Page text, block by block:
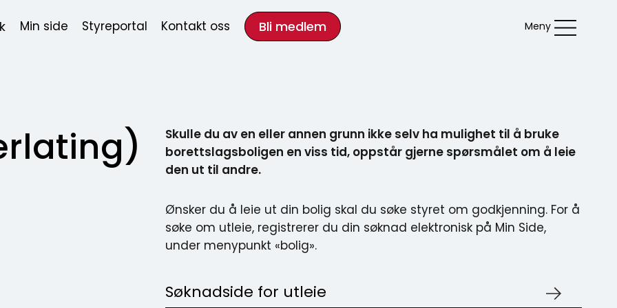
Min side Styreportal Kontakt oss Bli medlem Meny
Skulle du av en eller annen grunn ikke selv ha mulighet til å bruke
borettslagsboligen en viss tid, oppstår gjerne spørsmålet om å leie
den ut til andre.
Ønsker du å leie ut din bolig skal du søke styret om godkjenning. For å
søke om utleie, registrerer du din søknad elektronisk på Min Side,
under menypunkt «bolig».
Søknadside for utleie